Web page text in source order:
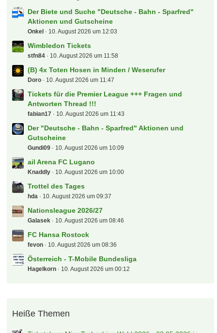
Der Biete und Suche "Deutsche - Bahn - Sparfred"
Aktionen und Gutscheine
Onkel 10. August 2026 um 12:03
Wimbledon Tickets
stfn84 10. August 2026 um 11:58
(B) 4x Toten Hosen in Minden / Weserufer
Doro 10. August 2026 um 11:47
Tickets für die Premier League +++ Fragen und
Antworten Thread !!!
fabian17 10. August 2026 um 11:43
Der "Deutsche - Bahn - Sparfred" Aktionen und
Gutscheine
Gundi09 10. August 2026 um 10:09
ail Arena FC Lugano
Knaddly 10. August 2026 um 10:00
Trottel des Tages
hda 10. August 2026 um 09:37
Nationsleague 2026/27
Galasek 10. August 2026 um 08:46
FC Hansa Rostock
fevon 10. August 2026 um 08:36
Österreich - T-Mobile Bundesliga
Hagelkorn 10. August 2026 um 00:12
Heiße Themen